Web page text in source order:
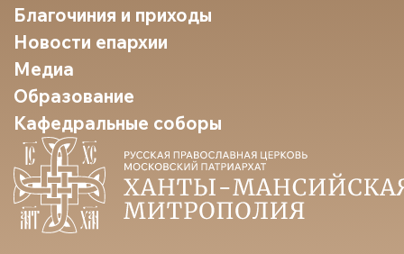
Благочиния и приходы
Новости епархии
Медиа
Образование
Кафедральные соборы